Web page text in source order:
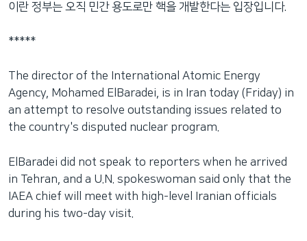
로
등
이란 정부는 오직 민간 용도로만 핵을 개발한다는 입장입니다.
*****
The director of the International Atomic Energy
Agency, Mohamed ElBaradei, is in Iran today (Friday) in
an attempt to resolve outstanding issues related to
the country's disputed nuclear program.
ElBaradei did not speak to reporters when he arrived
in Tehran, and a U.N. spokeswoman said only that the
IAEA chief will meet with high-level Iranian officials
during his two-day visit.